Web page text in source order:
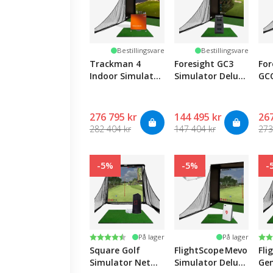
Bestillingsvare
Trackman 4
Indoor Simulator
276 795 kr
282 404 kr
Bestillingsvare
Foresight GC3
Simulator Deluxe
144 495 kr
147 404 kr
-5%
Karakter:
4.2 av 5 mulige
På lager
Square Golf
Simulator Net
-5%
På lager
FlightScope Mevo Gen2
Simulator Deluxe
-